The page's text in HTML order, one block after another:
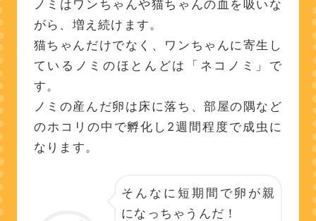
ノミはワンちゃんや猫ちゃんの血を吸いな
がら、増え続けます。
猫ちゃんだけでなく、ワンちゃんに寄生し
ているノミのほとんどは「ネコノミ」で
す。
ノミの産んだ卵は床に落ち、部屋の隅など
のホコリの中で孵化し2週間程度で成虫に
なります。
そんなに短期間で卵が親
になっちゃうんだ！